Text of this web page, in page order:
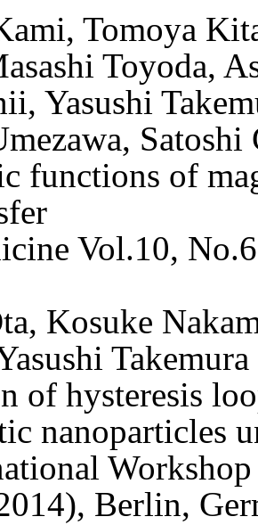
Tomoya
Toyoda,
Yasushi
Satoshi
functions of
Vol.10,
Kosuke
Takemura
of hysteresis
nanoparticles
Berlin,